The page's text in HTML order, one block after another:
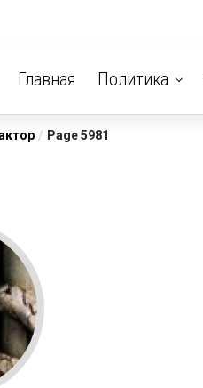
Главная Политика
/ Page 5981